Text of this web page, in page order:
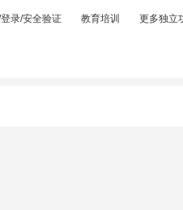
录/安全验证 教育培训 更多独立